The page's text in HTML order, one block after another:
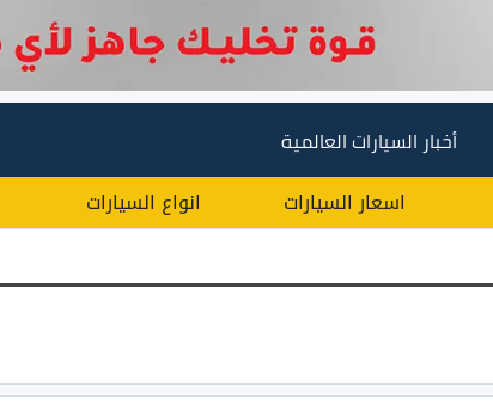
أخبار السيارات العالمية
اسعار السيارات انواع السيارات